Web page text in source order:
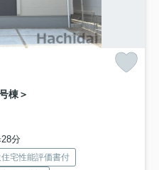
棟＞
分
宅性能評価書付